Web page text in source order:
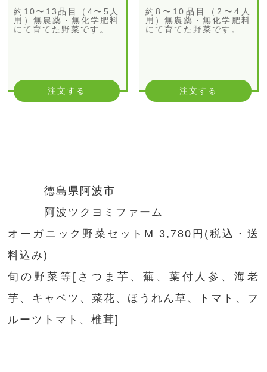
約10〜13品目（4〜5人
用）無農薬・無化学肥料
にて育てた野菜です。
注文する
約8〜10品目（2〜4人
用）無農薬・無化学肥料
にて育てた野菜です。
注文する
徳島県阿波市
阿波ツクヨミファーム
オーガニック野菜セットM 3,780円(税込・送
料込み)
旬の野菜等[さつま芋、蕪、葉付人参、海老
芋、キャベツ、菜花、ほうれん草、トマト、フ
ルーツトマト、椎茸]